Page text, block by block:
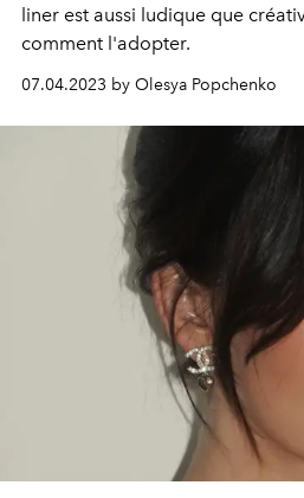
liner est aussi ludique que
comment l'adopter.
07.04.2023 by Olesya Popchenko